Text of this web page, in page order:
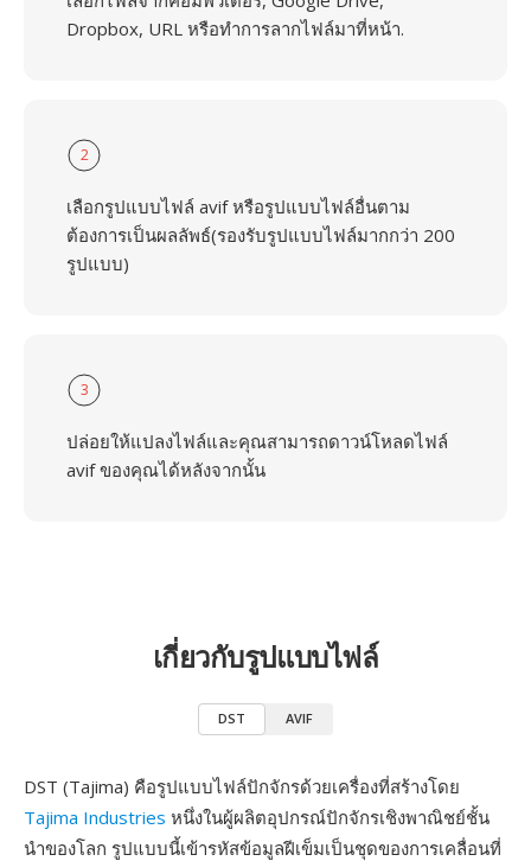
Dropbox, URL หรือทำการลากไฟล์มาที่หน้า.
2
เลือกรูปแบบไฟล์ avif หรือรูปแบบไฟล์อื่นตาม
ต้องการเป็นผลลัพธ์(รองรับรูปแบบไฟล์มากกว่า 200
รูปแบบ)
3
ปล่อยให้แปลงไฟล์และคุณสามารถดาวน์โหลดไฟล์
avif ของคุณได้หลังจากนั้น
เกี่ยวกับรูปแบบไฟล์
DST AVIF
DST (Tajima) คือรูปแบบไฟล์ปักจักรด้วยเครื่องที่สร้างโดย
Tajima Industries หนึ่งในผู้ผลิตอุปกรณ์ปักจักรเชิงพาณิชย์ชั้น
นำของโลก รูปแบบนี้เข้ารหัสข้อมูลฝีเข็มเป็นชุดของการเคลื่อนที่